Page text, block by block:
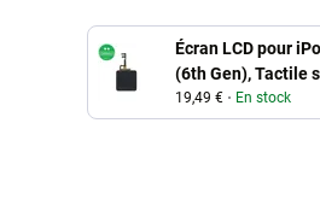
Écran LCD pour
(6th Gen), Tactile
cadre
19,49 € En stock